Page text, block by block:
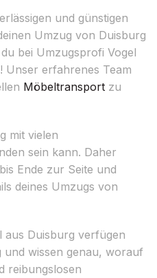
und günstigen
Umzug von Duisburg
bei Umzugsprofi Vogel
Unser erfahrenes Team
Möbeltransport zu
mit vielen
sein kann. Daher
Ende zur Seite und
deines Umzugs von
aus Duisburg verfügen
wissen genau, worauf
reibungslosen